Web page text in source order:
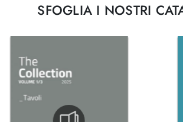
SFOGLIA I NOSTRI